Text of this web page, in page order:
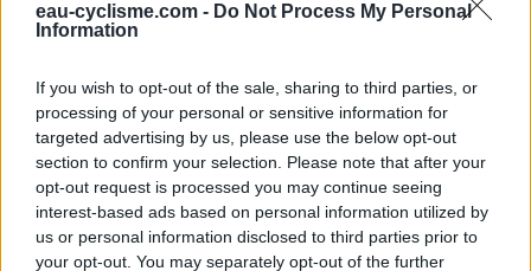
eau-cyclisme.com - Do Not Process My Personal
Information
If you wish to opt-out of the sale, sharing to third parties, or
processing of your personal or sensitive information for
targeted advertising by us, please use the below opt-out
section to confirm your selection. Please note that after your
opt-out request is processed you may continue seeing
interest-based ads based on personal information utilized by
us or personal information disclosed to third parties prior to
your opt-out. You may separately opt-out of the further
Point d'eau accessible en face de l'entrée de l'église.
Repères visuels